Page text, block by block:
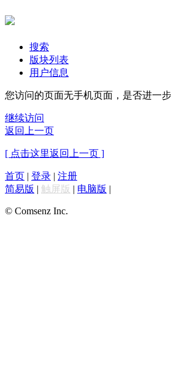
搜索
版块列表
用户信息
您访问的页面无手机页面，是否进一
继续访问
返回上一页
[ 点击这里返回上一页 ]
首页 | 登录 | 注册
简易版 | 触屏版 | 电脑版 |
© Comsenz Inc.